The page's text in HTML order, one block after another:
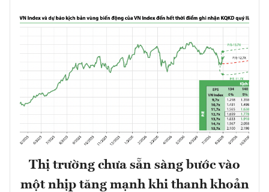
Thị trường chưa sẵn sàng bước vào
một nhịp tăng mạnh khi thanh khoản